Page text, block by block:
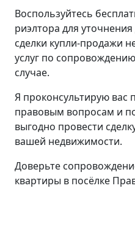
Воспользуйтесь
риэлтора для
сделки купли-продажи
услуг по
случае.
Я проконсультирую
правовым вопросам и
выгодно провести
вашей недвижимости.
Доверьте
квартиры в посёлке